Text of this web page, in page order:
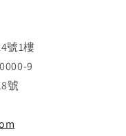
號1樓
9
號